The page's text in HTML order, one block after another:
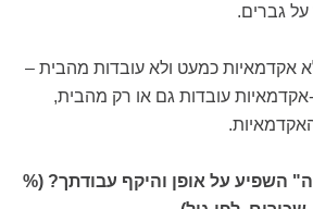
גברים.
אקדמאיות כמעט ולא עובדות מהבית –
הלא-אקדמאיות עובדות גם או רק מהבית,
השפיע על אופן והיקף עבודתך? (%